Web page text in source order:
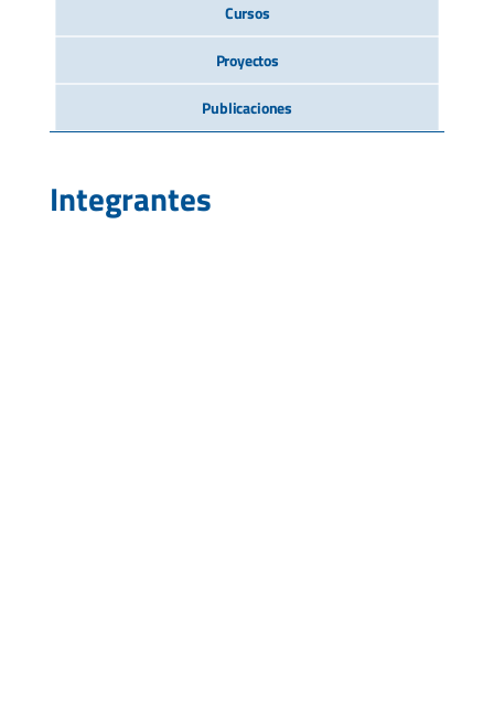
Cursos
Proyectos
Publicaciones
Integrantes